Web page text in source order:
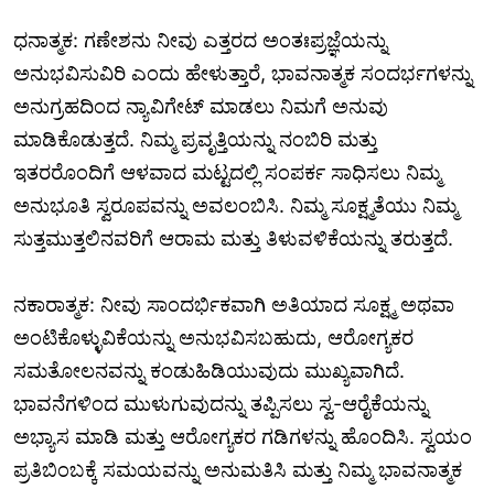
ಧನಾತ್ಮಕ: ಗಣೇಶನು ನೀವು ಎತ್ತರದ ಅಂತಃಪ್ರಜ್ಞೆಯನ್ನು
ಅನುಭವಿಸುವಿರಿ ಎಂದು ಹೇಳುತ್ತಾರೆ, ಭಾವನಾತ್ಮಕ ಸಂದರ್ಭಗಳನ್ನು
ಅನುಗ್ರಹದಿಂದ ನ್ಯಾವಿಗೇಟ್ ಮಾಡಲು ನಿಮಗೆ ಅನುವು
ಮಾಡಿಕೊಡುತ್ತದೆ. ನಿಮ್ಮ ಪ್ರವೃತ್ತಿಯನ್ನು ನಂಬಿರಿ ಮತ್ತು
ಇತರರೊಂದಿಗೆ ಆಳವಾದ ಮಟ್ಟದಲ್ಲಿ ಸಂಪರ್ಕ ಸಾಧಿಸಲು ನಿಮ್ಮ
ಅನುಭೂತಿ ಸ್ವರೂಪವನ್ನು ಅವಲಂಬಿಸಿ. ನಿಮ್ಮ ಸೂಕ್ಷ್ಮತೆಯು ನಿಮ್ಮ
ಸುತ್ತಮುತ್ತಲಿನವರಿಗೆ ಆರಾಮ ಮತ್ತು ತಿಳುವಳಿಕೆಯನ್ನು ತರುತ್ತದೆ.
ನಕಾರಾತ್ಮಕ: ನೀವು ಸಾಂದರ್ಭಿಕವಾಗಿ ಅತಿಯಾದ ಸೂಕ್ಷ್ಮ ಅಥವಾ
ಅಂಟಿಕೊಳ್ಳುವಿಕೆಯನ್ನು ಅನುಭವಿಸಬಹುದು, ಆರೋಗ್ಯಕರ
ಸಮತೋಲನವನ್ನು ಕಂಡುಹಿಡಿಯುವುದು ಮುಖ್ಯವಾಗಿದೆ.
ಭಾವನೆಗಳಿಂದ ಮುಳುಗುವುದನ್ನು ತಪ್ಪಿಸಲು ಸ್ವ-ಆರೈಕೆಯನ್ನು
ಅಭ್ಯಾಸ ಮಾಡಿ ಮತ್ತು ಆರೋಗ್ಯಕರ ಗಡಿಗಳನ್ನು ಹೊಂದಿಸಿ. ಸ್ವಯಂ
ಪ್ರತಿಬಿಂಬಕ್ಕೆ ಸಮಯವನ್ನು ಅನುಮತಿಸಿ ಮತ್ತು ನಿಮ್ಮ ಭಾವನಾತ್ಮಕ